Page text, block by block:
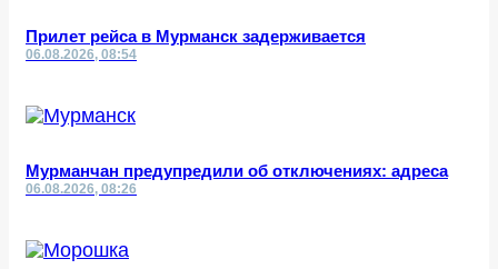
Прилет рейса в Мурманск задерживается
06.08.2026, 08:54
Мурманчан предупредили об отключениях: адреса
06.08.2026, 08:26